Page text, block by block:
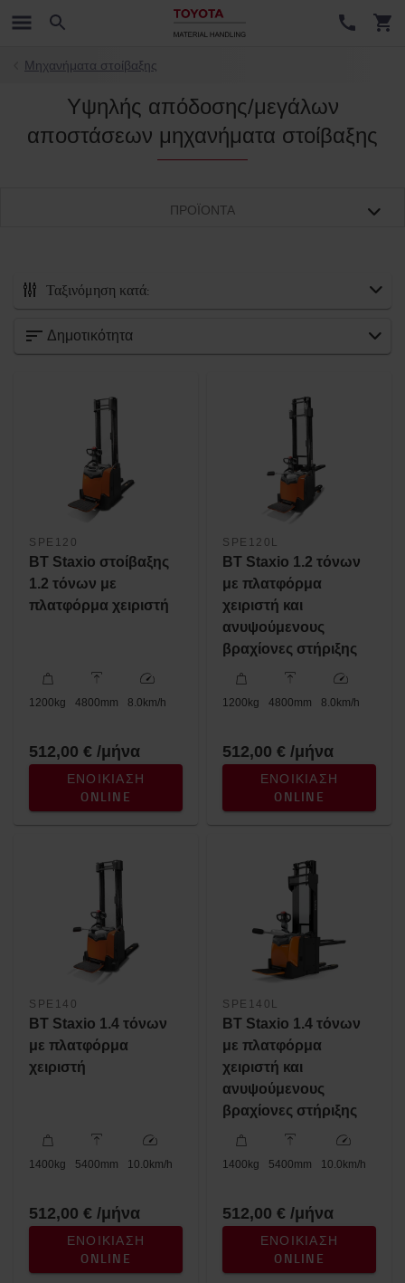
Μηχανήματα στοίβαξης
Υψηλής απόδοσης/μεγάλων
αποστάσεων μηχανήματα στοίβαξης
ΠΡΟΪΌΝΤΑ
Ταξινόμηση κατά:
Κατηγορία
Ύψος ανύψωσης (mm)
Δημοτικότητα
SPE120
BT Staxio στοίβαξης
1.2 τόνων με
πλατφόρμα χειριστή
1200 kg 4800mm 8.0 km/h
512,00 € /μήνα
ΕΝΟΙΚΊΑΣΗ
ONLINE
SPE120L
BT Staxio 1.2 τόνων
με πλατφόρμα
χειριστή και
ανυψούμενους
βραχίονες στήριξης
1200 kg 4800mm 8.0 km/h
512,00 € /μήνα
ΕΝΟΙΚΊΑΣΗ
ONLINE
SPE140
BT Staxio 1.4 τόνων
με πλατφόρμα
χειριστή
1400 kg 5400mm 10.0 km/h
512,00 € /μήνα
ΕΝΟΙΚΊΑΣΗ
ONLINE
SPE140L
BT Staxio 1.4 τόνων
με πλατφόρμα
χειριστή και
ανυψούμενους
βραχίονες στήριξης
1400 kg 5400mm 10.0 km/h
512,00 € /μήνα
ΕΝΟΙΚΊΑΣΗ
ONLINE